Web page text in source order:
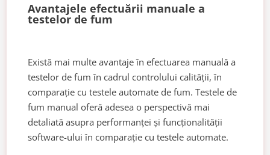
Avantajele efectuării manuale a
testelor de fum
Există mai multe avantaje în efectuarea manuală a
testelor de fum în cadrul controlului calității, în
comparație cu testele automate de fum. Testele de
fum manual oferă adesea o perspectivă mai
detaliată asupra performanței și funcționalității
software-ului în comparație cu testele automate.